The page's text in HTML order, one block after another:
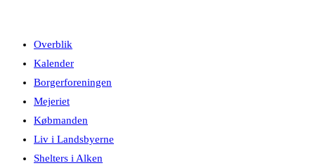
Overblik
Kalender
Borgerforeningen
Mejeriet
Købmanden
Liv i Landsbyerne
Shelters i Alken